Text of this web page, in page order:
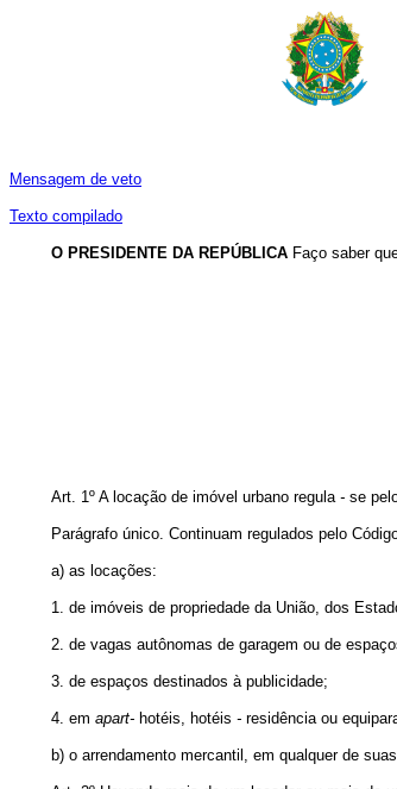
Mensagem de veto
Texto compilado
O PRESIDENTE DA REPÚBLICA Faço saber
Art. 1º A locação de imóvel urbano regula - se
Parágrafo único. Continuam regulados pelo
a) as locações:
1. de imóveis de propriedade da União, dos
2. de vagas autônomas de garagem ou de
3. de espaços destinados à publicidade;
4. em apart- hotéis, hotéis - residência ou
b) o arrendamento mercantil, em qualquer de